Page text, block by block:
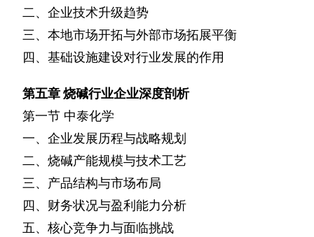
二、企业技术升级趋势
三、本地市场开拓与外部市场拓展平衡
四、基础设施建设对行业发展的作用
第五章烧碱行业企业深度剖析
第一节 中泰化学
一、企业发展历程与战略规划
二、烧碱产能规模与技术工艺
三、产品结构与市场布局
四、财务状况与盈利能力分析
五、核心竞争力与面临挑战